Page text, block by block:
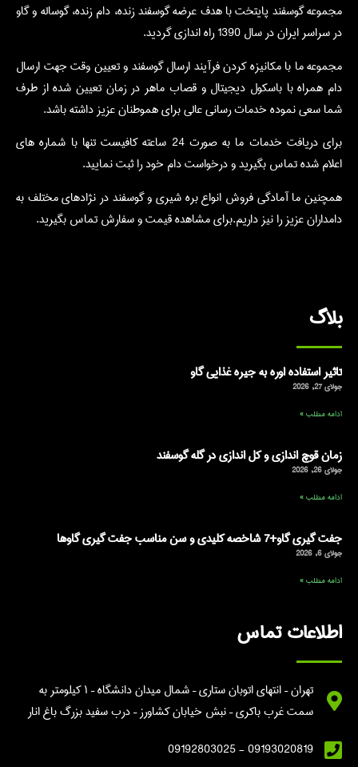
مجموعه گوسفند پایتخت با هدف عرضه گوسفند زنده، دام زنده، گوساله و گاو
در سراسر ایران در سال 1390 راه اندازی گردید.
مجموعه ما با مکانیزه کردن فرآیند ارسال گوسفند و تعیین وقت جهت ارسال
دام همراه با باسکول دیجیتال و قصاب ماهر در زمان تعیین شده از طرف
شما سعی نموده خدمات رسانی عالی برای هموطنان عزیز داشته باشد.
برای دریافت خدمات ما به صورت 24 ساعته کافیست تنها با شماره های
اعلام شده تماس بگیرید و درخواست دام خود را ثبت نمایید.
همچنین ما آمادگی فروش انواع بره شیری و گوسفند در نژادهای مختلف به
دامداران عزیز را نیز داریم.برای مشاهده قیمت و سفارش تماس بگیرید.
بلاگ
تاثیر استفاده اوره به جیره غذایی گاو
جولای 27, 2026
ادامه مطلب »
زمان قوچ اندازی و کل اندازی در گله گوسفند
جولای 26, 2026
ادامه مطلب »
جفت گیری گاو+7 شاخصه کلیدی و سن مناسب جفت گیری گاوها
جولای 6, 2026
ادامه مطلب »
اطلاعات تماس
تهران – انتهای اتوبان ستاری – شمال میدان دانشگاه – ۱ کیلومتر به
سمت غرب باکری – نبش خیابان کشاورز – درب سفید بزرگ باغ انار
09193020819 - 09192803025